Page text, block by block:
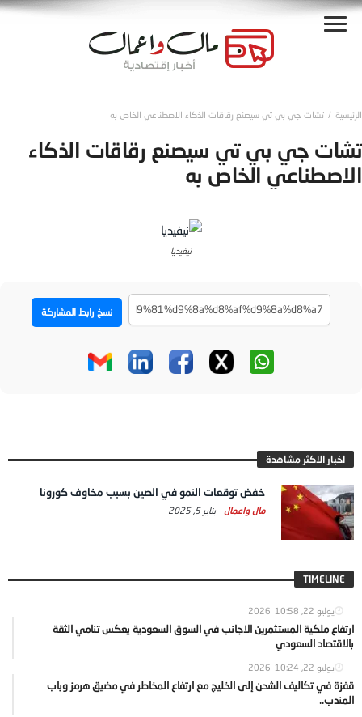
تشات جي بي تي سيصنع رقاقات الذكاء الاصطناعي الخاص به
تشات جي بي تي سيصنع رقاقات الذكاء
الاصطناعي الخاص به
نيفيديا
نسخ رابط المشاركة
اخبار الاكثر مشاهدة
خفض توقعات النمو في الصين بسبب مخاوف كورونا
مال واعمال يناير 5, 2025
TIMELINE
يوليو 22, 2026 10:58
ارتفاع ملكية المستثمرين الاجانب في السوق السعودية يعكس تنامي الثقة
بالاقتصاد السعودي
يوليو 22, 2026 10:24
قفزة في تكاليف الشحن إلى الخليج مع ارتفاع المخاطر في مضيق هرمز وباب
المندب..